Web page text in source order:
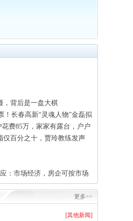
，背后是一盘大棋
！长春高新“灵魂人物”金磊拟
费85万，家家有露台，户户
仅百分之十，贾玲教练发声
：市场经济，房企可按市场
更多>>
[其他新闻]